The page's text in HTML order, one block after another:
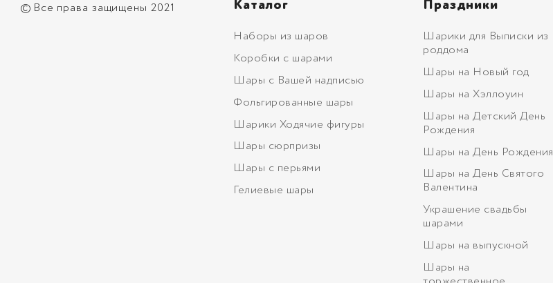
©Все права защищены 2021 Каталог
Наборы из шаров
Коробки с шарами
Шары с Вашей надписью
Фольгированные шары
Шарики Ходячие фигуры
Шары сюрпризы
Шары с перьями
Гелиевые шары
Праздники
Шарики для Выписки из
роддома
Шары на Новый год
Шары на Хэллоуин
Шары на Детский День
Рождения
Шары на День Рождения
Шары на День Святого
Валентина
Украшение свадьбы
шарами
Шары на выпускной
Шары на